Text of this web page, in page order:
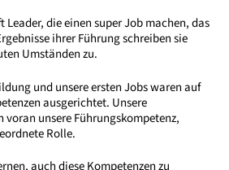
die einen super Job machen, das
ihrer Führung schreiben sie
Umständen zu.
und unsere ersten Jobs waren auf
ausgerichtet. Unsere
voran unsere Führungskompetenz,
Rolle.